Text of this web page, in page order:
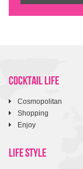
COCKTAIL LIFE
Cosmopolitan
Shopping
Enjoy
LIFE STYLE